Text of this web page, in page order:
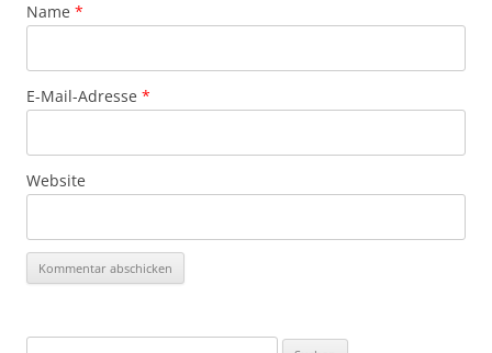
Name *
E-Mail-Adresse *
Website